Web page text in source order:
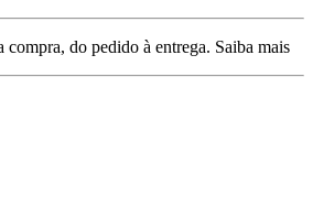
compra, do pedido à entrega. Saiba mais